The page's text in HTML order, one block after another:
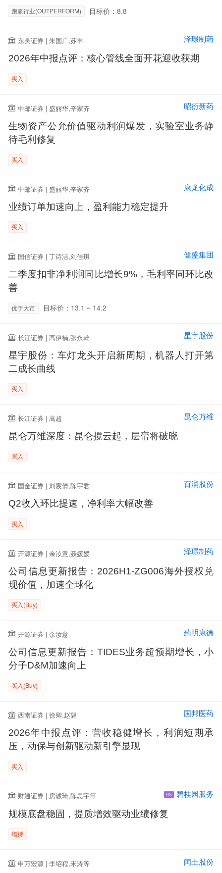
跑赢行业(OUTPERFORM) 目标价：8.8
东吴证券 | 朱国广,苏丰 泽璟制药
2026年中报点评：核心管线全面开花迎收获期
买入
中邮证券 | 盛丽华,辛家齐 昭衍新药
生物资产公允价值驱动利润爆发，实验室业务静
待毛利修复
买入
中邮证券 | 盛丽华,辛家齐 康龙化成
业绩订单加速向上，盈利能力稳定提升
买入
国信证券 | 丁诗洁,刘佳琪 健盛集团
二季度扣非净利润同比增长9%，毛利率同环比改
善
优于大市 目标价：13.1 ~ 14.2
长江证券 | 高伊楠,张永乾 星宇股份
星宇股份：车灯龙头开启新周期，机器人打开第
二成长曲线
买入
长江证券 | 高超 昆仑万维
昆仑万维深度：昆仑揽云起，层峦将破晓
买入
国金证券 | 刘宸倩,陈宇君 百润股份
Q2收入环比提速，净利率大幅改善
买入
开源证券 | 余汝意,聂媛媛 泽璟制药
公司信息更新报告：2026H1-ZG006海外授权兑
现价值，加速全球化
买入(Buy)
开源证券 | 余汝意 药明康德
公司信息更新报告：TIDES业务超预期增长，小
分子D&M加速向上
买入(Buy)
西南证券 | 徐卿,赵磐 国邦医药
2026年中报点评：营收稳健增长，利润短期承
压，动保与创新驱动新引擎显现
买入
财通证券 | 房诚琦,陈思宇等 HK 碧桂园服务
规模底盘稳固，提质增效驱动业绩修复
增持
申万宏源 | 李绍程,宋涛等 闰土股份